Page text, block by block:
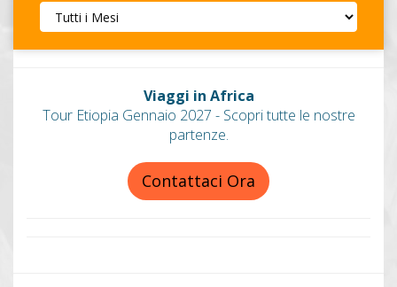
Viaggi in Africa
Tour Etiopia Gennaio 2027 - Scopri tutte le nostre
partenze.
Contattaci Ora